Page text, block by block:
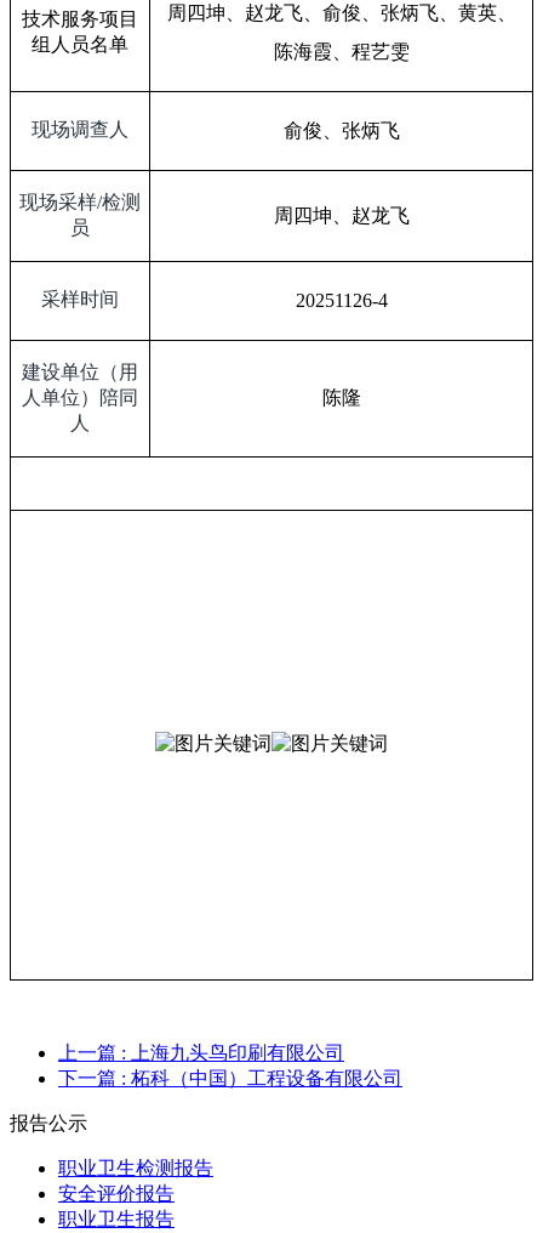
技术服务项目
组人员名单
周四坤、赵龙飞、俞俊、张炳飞、 黄英、
陈海霞 、程艺雯
现场调查人 俞俊、张炳飞
现场采样/检测
员
周四坤、赵龙飞
采样时间 20251126-4
建设单位（用
人单位）陪同
人
陈隆
上一篇 : 上海九头鸟印刷有限公司
下一篇 : 柘科（中国）工程设备有限公司
报告公示
职业卫生检测报告
安全评价报告
职业卫生报告